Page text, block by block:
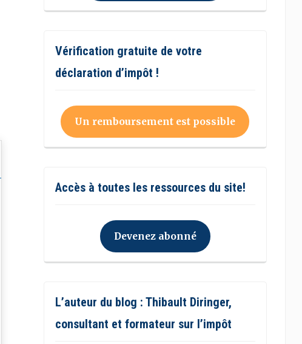
Vérification gratuite de votre
déclaration d’impôt !
Un remboursement est possible
Accès à toutes les ressources du site!
Devenez abonné
L’auteur du blog : Thibault Diringer,
consultant et formateur sur l’impôt